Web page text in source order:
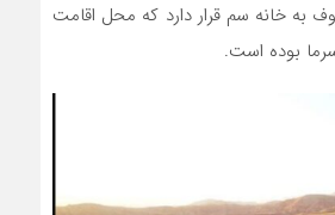
به خانه سم قرار دارد که محل اقامت
سرما بوده است.